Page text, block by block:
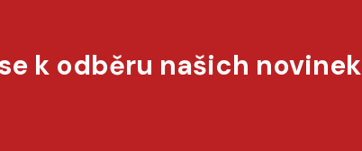
k odběru našich novinek